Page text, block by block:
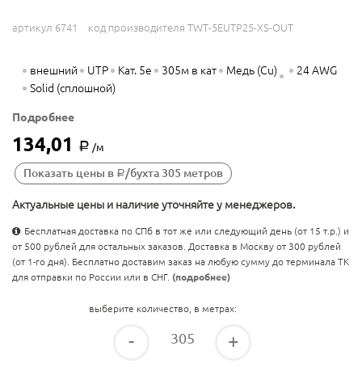
артикул 6741 код производителя TWT-5EUTP25-XS-OUT
внешний UTP Кат. 5e 305м в кат Медь (Cu)
24 AWG
Solid (сплошной)
Подробнее
134,01 Р /м
Показать цены в Р /бухта 305 метров
Актуальные цены и наличие уточняйте у менеджеров.
Бесплатная доставка по СПб в тот же или следующий день (от 15 т.р.) и
от 500 рублей для остальных заказов. Доставка в Москву от 300 рублей
(от 1-го дня). Бесплатно доставим заказ на любую сумму до терминала ТК
для отправки по России или в СНГ. (подробнее)
выберите количество, в метрах:
- +